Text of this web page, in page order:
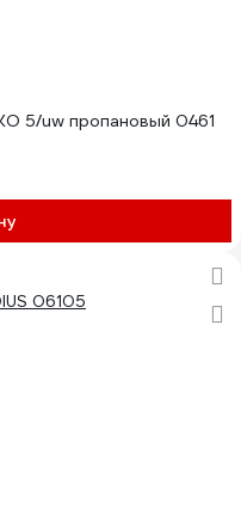
5/uw пропановый 0461